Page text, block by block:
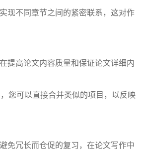
现不同章节之间的紧密联系，这对作
提高论文内容质量和保证论文详细内
您可以直接合并类似的项目，以反映
免冗长而仓促的复习，在论文写作中